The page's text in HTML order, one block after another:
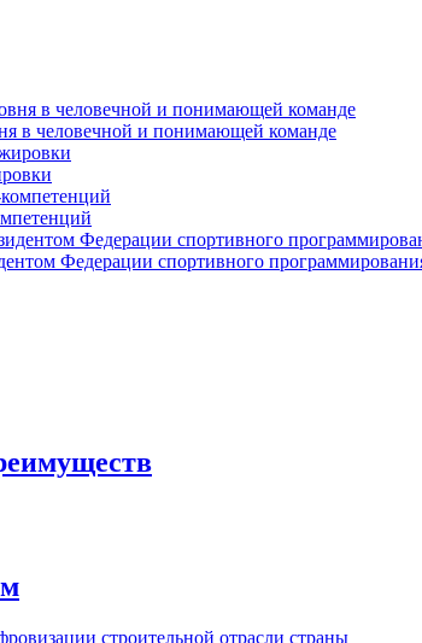
в человечной и понимающей команде
Федерации спортивного